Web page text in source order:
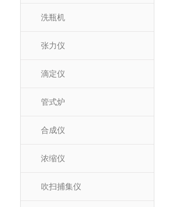
洗瓶机
张力仪
滴定仪
管式炉
合成仪
浓缩仪
吹扫捕集仪